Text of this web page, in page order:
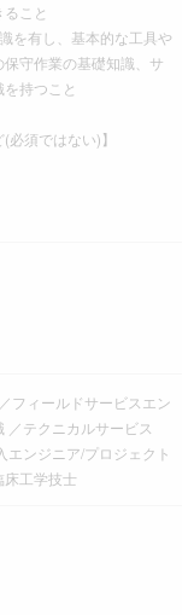
こと
を有し、基本的な工具や
守作業の基礎知識、サ
持つこと
必須ではない)】
フィールドサービスエン
／テクニカルサービス
エンジニア/プロジェクト
工学技士